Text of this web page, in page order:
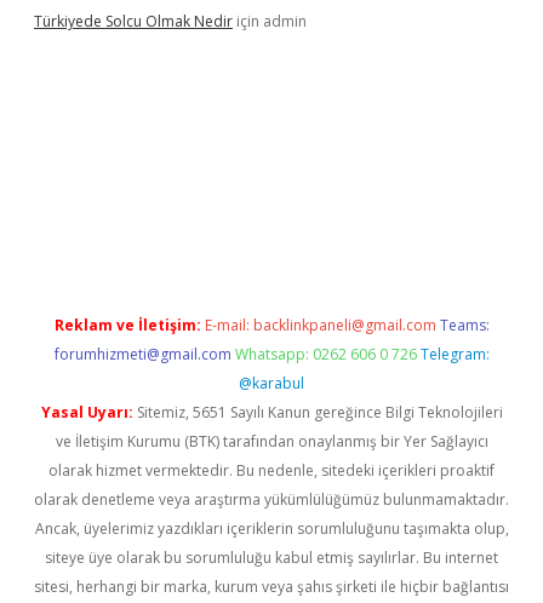
Türkiyede Solcu Olmak Nedir için admin
Reklam ve İletişim: E-mail: backlinkpaneli@gmail.com Teams:
forumhizmeti@gmail.com Whatsapp: 0262 606 0 726 Telegram:
@karabul
Yasal Uyarı: Sitemiz, 5651 Sayılı Kanun gereğince Bilgi Teknolojileri
ve İletişim Kurumu (BTK) tarafından onaylanmış bir Yer Sağlayıcı
olarak hizmet vermektedir. Bu nedenle, sitedeki içerikleri proaktif
olarak denetleme veya araştırma yükümlülüğümüz bulunmamaktadır.
Ancak, üyelerimiz yazdıkları içeriklerin sorumluluğunu taşımakta olup,
siteye üye olarak bu sorumluluğu kabul etmiş sayılırlar. Bu internet
sitesi, herhangi bir marka, kurum veya şahıs şirketi ile hiçbir bağlantısı